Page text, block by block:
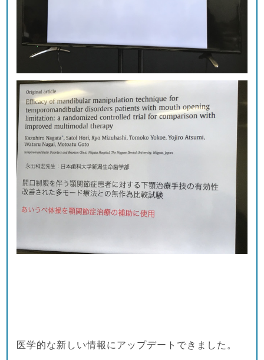
医学的な新しい情報にアップデートできました。